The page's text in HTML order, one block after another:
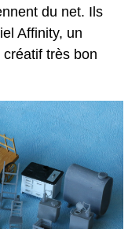
du net. Ils
Affinity, un
très bon